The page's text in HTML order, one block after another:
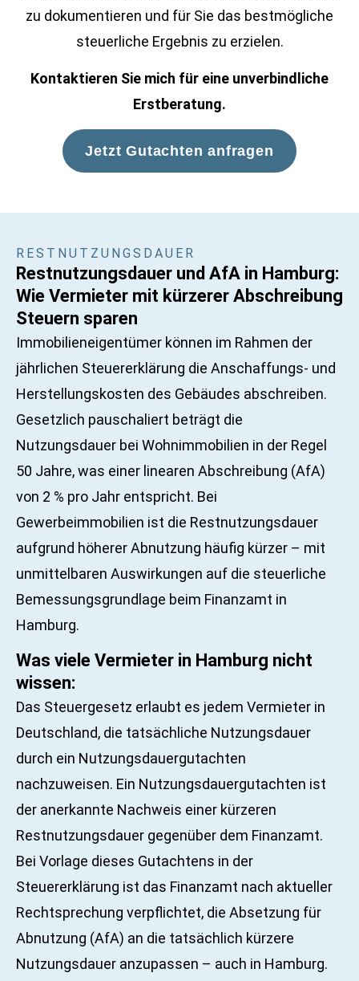
zu dokumentieren und für Sie das bestmögliche
steuerliche Ergebnis zu erzielen.
Kontaktieren Sie mich für eine unverbindliche
Erstberatung.
Jetzt Gutachten anfragen
RESTNUTZUNGSDAUER
Restnutzungsdauer und AfA in Hamburg:
Wie Vermieter mit kürzerer Abschreibung
Steuern sparen
Immobilieneigentümer können im Rahmen der
jährlichen Steuererklärung die Anschaffungs- und
Herstellungskosten des Gebäudes abschreiben.
Gesetzlich pauschaliert beträgt die
Nutzungsdauer bei Wohnimmobilien in der Regel
50 Jahre, was einer linearen Abschreibung (AfA)
von 2 % pro Jahr entspricht. Bei
Gewerbeimmobilien ist die Restnutzungsdauer
aufgrund höherer Abnutzung häufig kürzer – mit
unmittelbaren Auswirkungen auf die steuerliche
Bemessungsgrundlage beim Finanzamt in
Hamburg.
Was viele Vermieter in Hamburg nicht
wissen:
Das Steuergesetz erlaubt es jedem Vermieter in
Deutschland, die tatsächliche Nutzungsdauer
durch ein Nutzungsdauergutachten
nachzuweisen. Ein Nutzungsdauergutachten ist
der anerkannte Nachweis einer kürzeren
Restnutzungsdauer gegenüber dem Finanzamt.
Bei Vorlage dieses Gutachtens in der
Steuererklärung ist das Finanzamt nach aktueller
Rechtsprechung verpflichtet, die Absetzung für
Abnutzung (AfA) an die tatsächlich kürzere
Nutzungsdauer anzupassen – auch in Hamburg.